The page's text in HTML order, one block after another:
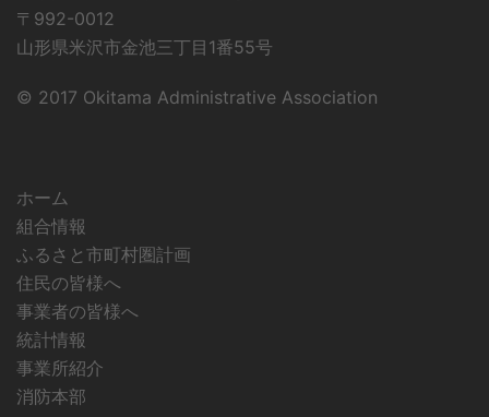
〒992-0012
山形県米沢市金池三丁目1番55号
© 2017 Okitama Administrative Association
ホーム
組合情報
ふるさと市町村圏計画
住民の皆様へ
事業者の皆様へ
統計情報
事業所紹介
消防本部